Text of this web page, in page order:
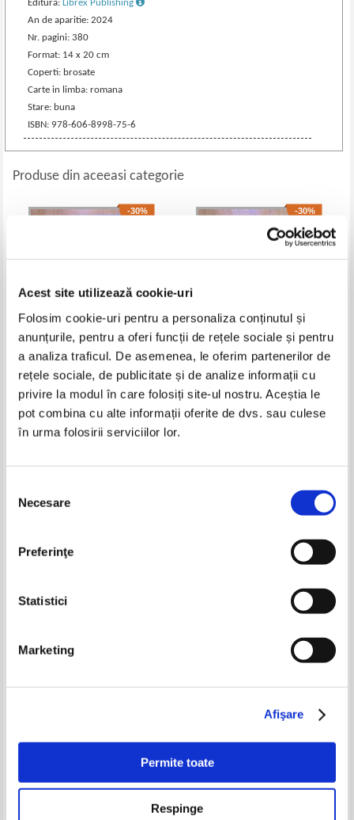
Acest site utilizează cookie-uri
Folosim cookie-uri pentru a personaliza conținutul și
anunțurile, pentru a oferi funcții de rețele sociale și pentru
a analiza traficul. De asemenea, le oferim partenerilor de
rețele sociale, de publicitate și de analize informații cu
privire la modul în care folosiți site-ul nostru. Aceștia le
pot combina cu alte informații oferite de dvs. sau culese
în urma folosirii serviciilor lor.
consimțământului
Necesare
Preferinţe
Statistici
Marketing
Afişare
Permite toate
Respinge
Editura:Librex Publishing
An de aparitie: 2024
Nr. pagini: 380
Format: 14 x 20 cm
Coperti: brosate
Carte in limba: romana
Stare: buna
ISBN: 978-606-8998-75-6
Produse din aceeasi categorie
-30%
Catherine Isaac - Povestea iubirii
noastre
Pret:30,00Lei 21,00 Lei
Adaugă în coș
-30%
Virginia Henley - Pasiunea unei
femei (2 volume)
Pret:30,00Lei 21,00 Lei
Mia Sheridan - Mai presus de
Susan Elizabeth Phillips - Un loc